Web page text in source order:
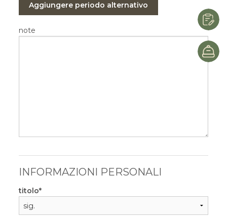
Aggiungere periodo alternativo
note
INFORMAZIONI PERSONALI
titolo